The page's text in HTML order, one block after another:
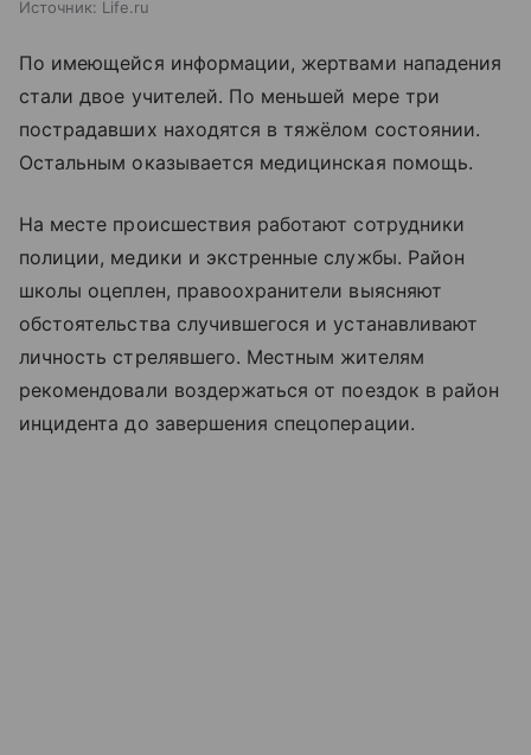
Источник: Life.ru
По имеющейся информации, жертвами нападения
стали двое учителей. По меньшей мере три
пострадавших находятся в тяжёлом состоянии.
Остальным оказывается медицинская помощь.
На месте происшествия работают сотрудники
полиции, медики и экстренные службы. Район
школы оцеплен, правоохранители выясняют
обстоятельства случившегося и устанавливают
личность стрелявшего. Местным жителям
рекомендовали воздержаться от поездок в район
инцидента до завершения спецоперации.